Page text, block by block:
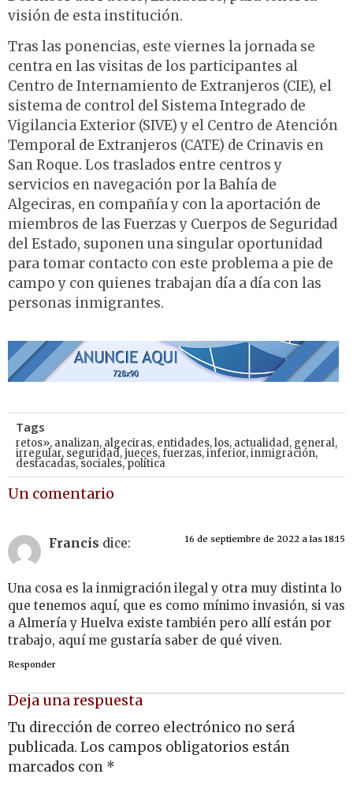
visión de esta institución.
Tras las ponencias, este viernes la jornada se
centra en las visitas de los participantes al
Centro de Internamiento de Extranjeros (CIE), el
sistema de control del Sistema Integrado de
Vigilancia Exterior (SIVE) y el Centro de Atención
Temporal de Extranjeros (CATE) de Crinavis en
San Roque. Los traslados entre centros y
servicios en navegación por la Bahía de
Algeciras, en compañía y con la aportación de
miembros de las Fuerzas y Cuerpos de Seguridad
del Estado, suponen una singular oportunidad
para tomar contacto con este problema a pie de
campo y con quienes trabajan día a día con las
personas inmigrantes.
Tags
retos», analizan, algeciras, entidades,los, actualidad, general,
irregular, seguridad,jueces,fuerzas,inferior,inmigración,
destacadas,sociales,política
Un comentario
Francis dice: 16 de septiembre de 2022 a las 18:15
Una cosa es la inmigración ilegal y otra muy distinta lo
que tenemos aquí, que es como mínimo invasión, si vas
a Almería y Huelva existe también pero allí están por
trabajo, aquí me gustaría saber de qué viven.
Responder
Deja una respuesta
Tu dirección de correo electrónico no será
publicada. Los campos obligatorios están
marcados con *